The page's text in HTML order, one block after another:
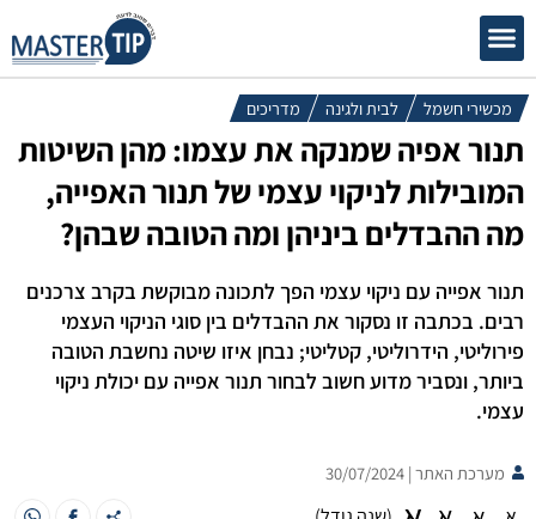
מכשירי חשמל לבית ולגינה מדריכים
תנור אפיה שמנקה את עצמו: מהן השיטות
המובילות לניקוי עצמי של תנור האפייה,
מה ההבדלים ביניהן ומה הטובה שבהן?
תנור אפייה עם ניקוי עצמי הפך לתכונה מבוקשת בקרב צרכנים
רבים. בכתבה זו נסקור את ההבדלים בין סוגי הניקוי העצמי
פירוליטי, הידרוליטי, קטליטי; נבחן איזו שיטה נחשבת הטובה
ביותר, ונסביר מדוע חשוב לבחור תנור אפייה עם יכולת ניקוי
עצמי.
מערכת האתר |30/07/2024